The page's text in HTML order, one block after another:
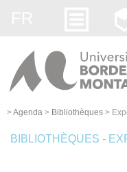
>Agenda > Bibliothèques >
BIBLIOTHÈQUES -